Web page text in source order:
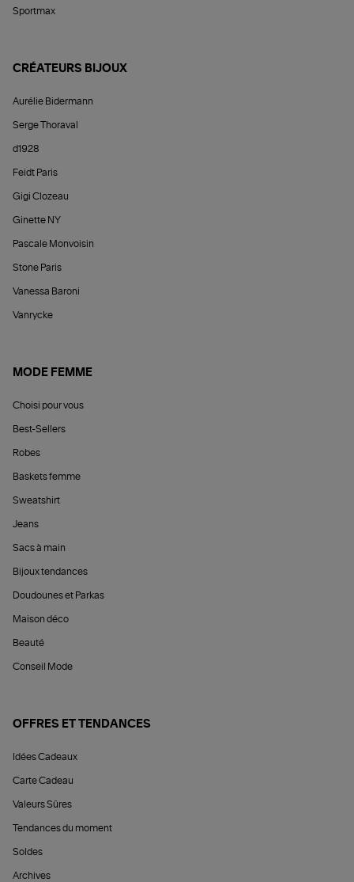
Sportmax
CRÉATEURS BIJOUX
Aurélie Bidermann
Serge Thoraval
d1928
Feidt Paris
Gigi Clozeau
Ginette NY
Pascale Monvoisin
Stone Paris
Vanessa Baroni
Vanrycke
MODE FEMME
Choisi pour vous
Best-Sellers
Robes
Baskets femme
Sweatshirt
Jeans
Sacs à main
Bijoux tendances
Doudounes et Parkas
Maison déco
Beauté
Conseil Mode
OFFRES ET TENDANCES
Idées Cadeaux
Carte Cadeau
Valeurs Sûres
Tendances du moment
Soldes
Archives